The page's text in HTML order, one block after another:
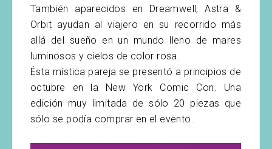
También aparecidos en Dreamwell, Astra &
Orbit ayudan al viajero en su recorrido más
allá del sueño en un mundo lleno de mares
luminosos y cielos de color rosa.
Ésta mística pareja se presentó a principios de
octubre en la New York Comic Con. Una
edición muy limitada de sólo 20 piezas que
sólo se podía comprar en el evento.